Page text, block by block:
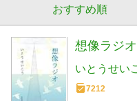
おすすめ順
想像ラジオ
いとうせい
7212